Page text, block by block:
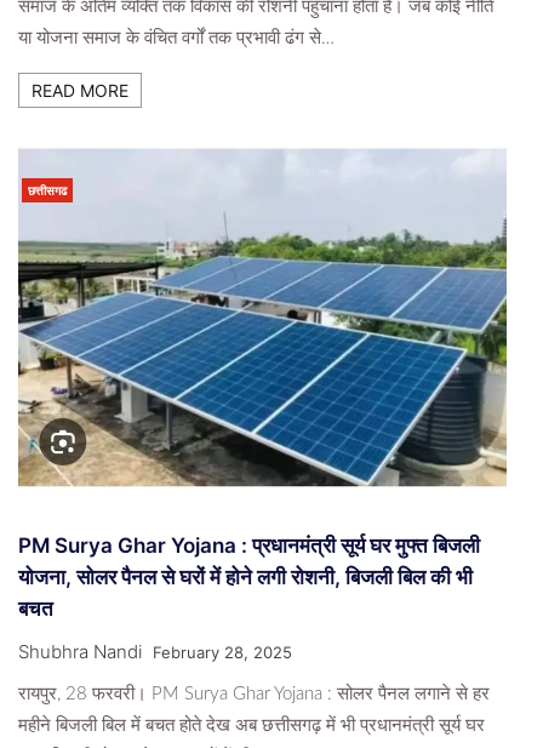
समाज के अंतिम व्यक्ति तक विकास की रोशनी पहुँचाना होता है। जब कोई नीति
या योजना समाज के वंचित वर्गों तक प्रभावी ढंग से…
READ MORE
छत्तीसगढ
PM Surya Ghar Yojana : प्रधानमंत्री सूर्य घर मुफ्त बिजली
योजना, सोलर पैनल से घरों में होने लगी रोशनी, बिजली बिल की भी
बचत
Shubhra Nandi February 28, 2025
रायपुर, 28 फरवरी। PM Surya Ghar Yojana : सोलर पैनल लगाने से हर
महीने बिजली बिल में बचत होते देख अब छत्तीसगढ़ में भी प्रधानमंत्री सूर्य घर